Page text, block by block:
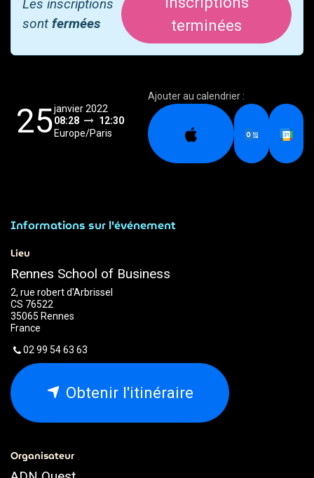
Les inscriptions
sont fermées
terminées
25janvier 2022
08:28
12:30
Europe/Paris
Ajouter au calendrier :
Informations sur l'événement
Lieu
Rennes School of Business
2, rue robert d'Arbrissel
CS 76522
35065 Rennes
France
02 99 54 63 63
Obtenir l'itinéraire
Organisateur